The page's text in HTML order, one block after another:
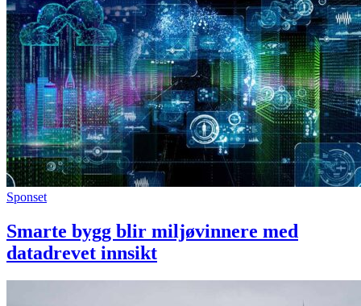
Sponset
Smarte bygg blir miljøvinnere med
datadrevet innsikt